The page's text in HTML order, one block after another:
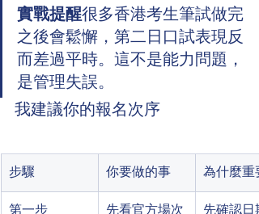
實戰提醒很多香港考生筆試做完
之後會鬆懈，第二日口試表現反
而差過平時。這不是能力問題，
是管理失誤。
我建議你的報名次序
步驟 你要做的事 為什麼重要
第一步 先看官方場次
先確認日